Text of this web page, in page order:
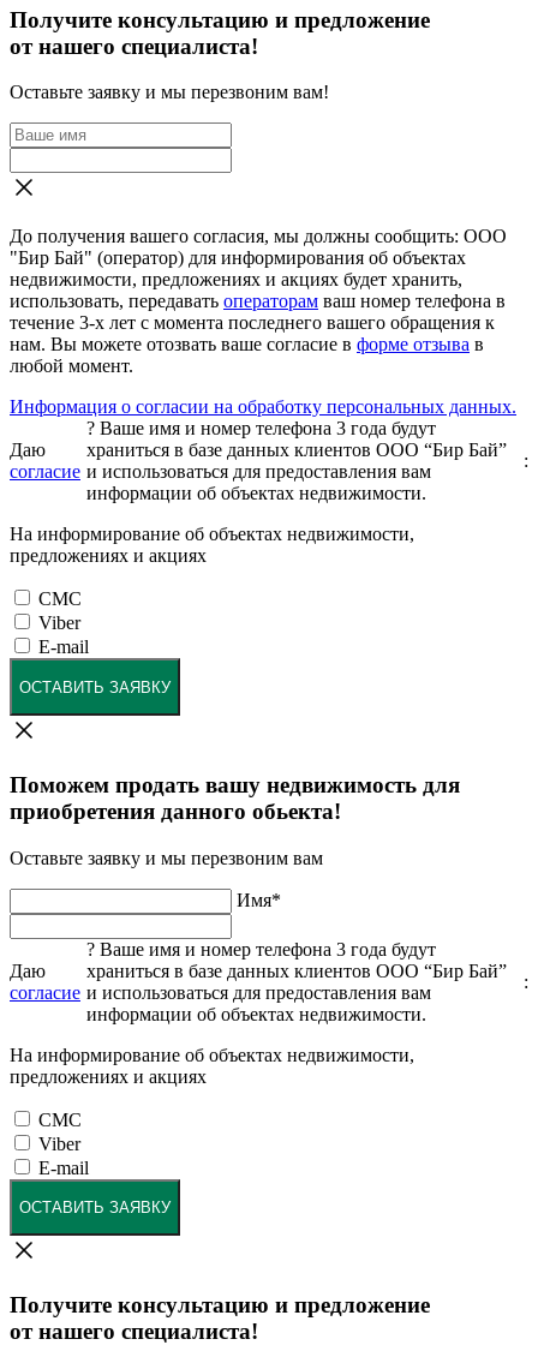
Получите консультацию и предложение
от нашего специалиста!
Оставьте заявку и мы перезвоним вам!
До получения вашего согласия, мы должны сообщить: ООО
"Бир Бай" (оператор) для информирования об объектах
недвижимости, предложениях и акциях будет хранить,
использовать, передавать операторам ваш номер телефона в
течение 3-х лет с момента последнего вашего обращения к
нам. Вы можете отозвать ваше согласие в форме отзыва в
любой момент.
Информация о согласии на обработку персональных данных.
Даю
согласие
? Ваше имя и номер телефона 3 года будут
храниться в базе данных клиентов ООО “Бир Бай”
и использоваться для предоставления вам
информации об объектах недвижимости.
:
На информирование об объектах недвижимости,
предложениях и акциях
СМС
Viber
E-mail
ОСТАВИТЬ ЗАЯВКУ
Поможем продать вашу недвижимость для
приобретения данного обьекта!
Оставьте заявку и мы перезвоним вам
Имя*
Даю
согласие
? Ваше имя и номер телефона 3 года будут
храниться в базе данных клиентов ООО “Бир Бай”
и использоваться для предоставления вам
информации об объектах недвижимости.
:
На информирование об объектах недвижимости,
предложениях и акциях
СМС
Viber
E-mail
ОСТАВИТЬ ЗАЯВКУ
Получите консультацию и предложение
от нашего специалиста!